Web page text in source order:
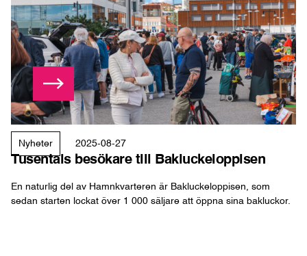
Tusentals besökare till Bakluckeloppisen
Läs mer
Nyheter 2025-08-27
Tusentals besökare till Bakluckeloppisen
En naturlig del av Hamnkvarteren är Bakluckeloppisen, som
sedan starten lockat över 1 000 säljare att öppna sina bakluckor.